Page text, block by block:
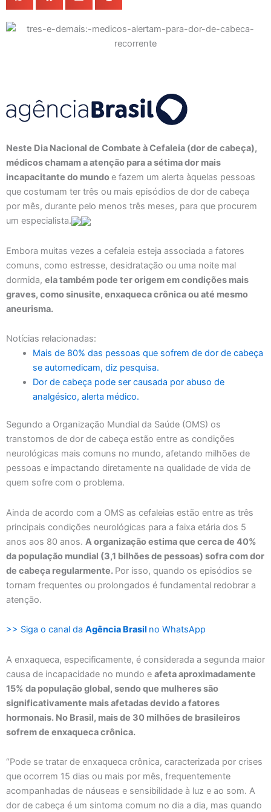
Neste Dia Nacional de Combate à Cefaleia (dor de cabeça),
médicos chamam a atenção para a sétima dor mais
incapacitante do mundoe fazem um alerta àquelas pessoas
que costumam ter três ou mais episódios de dor de cabeça
por mês, durante pelo menos três meses, para que procurem
um especialista.
Embora muitas vezes a cefaleia esteja associada a fatores
comuns, como estresse, desidratação ou uma noite mal
dormida, ela também pode ter origem em condições mais
graves, como sinusite, enxaqueca crônica ou até mesmo
aneurisma.
Notícias relacionadas:
Mais de 80% das pessoas que sofrem de dor de cabeça
se automedicam, diz pesquisa.
Dor de cabeça pode ser causada por abuso de
analgésico, alerta médico.
Segundo a Organização Mundial da Saúde (OMS) os
transtornos de dor de cabeça estão entre as condições
neurológicas mais comuns no mundo, afetando milhões de
pessoas e impactando diretamente na qualidade de vida de
quem sofre com o problema.
Ainda de acordo com a OMS as cefaleias estão entre as três
principais condições neurológicas para a faixa etária dos 5
anos aos 80 anos. A organização estima que cerca de 40%
da população mundial (3,1 bilhões de pessoas) sofra com dor
de cabeça regularmente. Por isso, quando os episódios se
tornam frequentes ou prolongados é fundamental redobrar a
atenção.
>> Siga o canal da Agência Brasil no WhatsApp
A enxaqueca, especificamente, é considerada a segunda maior
causa de incapacidade no mundo e afeta aproximadamente
15% da população global, sendo que mulheres são
significativamente mais afetadas devido a fatores
hormonais. No Brasil, mais de 30 milhões de brasileiros
sofrem de enxaqueca crônica.
“Pode se tratar de enxaqueca crônica, caracterizada por crises
que ocorrem 15 dias ou mais por mês, frequentemente
acompanhadas de náuseas e sensibilidade à luz e ao som. A
dor de cabeça é um sintoma comum no dia a dia, mas quando